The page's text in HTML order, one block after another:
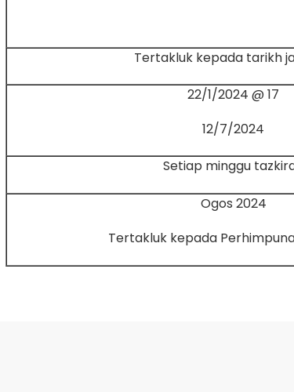
Tertakluk kepada tarikh
17 @ 22/1/2024
12/7/2024
Setiap minggu
Ogos 2024
Tertakluk kepada